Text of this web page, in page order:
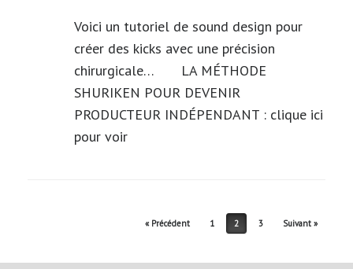
Voici un tutoriel de sound design pour
créer des kicks avec une précision
chirurgicale… LA MÉTHODE
SHURIKEN POUR DEVENIR
PRODUCTEUR INDÉPENDANT : clique ici
pour voir
« Précédent 1 2 3 Suivant »